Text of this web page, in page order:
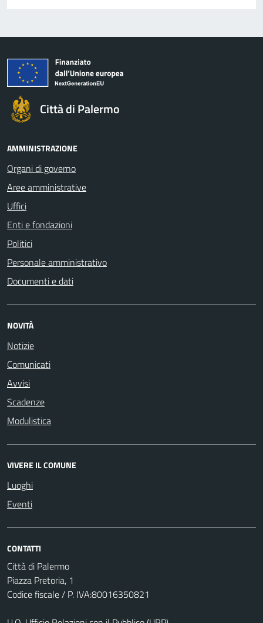
Città di Palermo
AMMINISTRAZIONE
Organi di governo
Aree amministrative
Uffici
Enti e fondazioni
Politici
Personale amministrativo
Documenti e dati
NOVITÀ
Notizie
Comunicati
Avvisi
Scadenze
Modulistica
VIVERE IL COMUNE
Luoghi
Eventi
CONTATTI
Città di Palermo
Piazza Pretoria, 1
Codice fiscale / P. IVA:80016350821